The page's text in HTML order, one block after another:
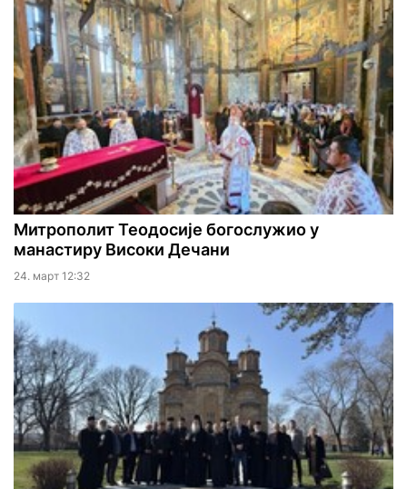
Митрополит Теодосије богослужио у
манастиру Високи Дечани
24. март 12:32